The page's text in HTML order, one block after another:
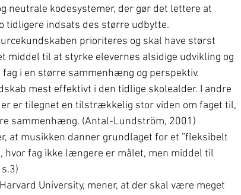
neutrale kodesystemer, der gør det lettere at
tidligere indsats des større udbytte.
prioriteres og skal have størst
til at styrke elevernes alsidige udvikling og
i en større sammenhæng og perspektiv.
mest effektivt i den tidlige skolealder. I andre
er tilegnet en tilstrækkelig stor viden om faget til,
sammenhæng. (Antal-Lundström, 2001)
at musikken danner grundlaget for et ”fleksibelt
fag ikke længere er målet, men middel til
University, mener, at der skal være meget